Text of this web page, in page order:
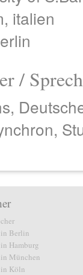
italien
/
in Berlin
Hamburg
in München
in Köln